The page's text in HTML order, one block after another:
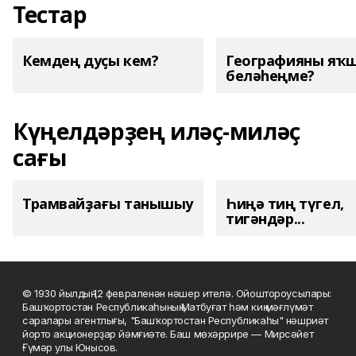
Тестар
Кемдең дуҫы кем? Географияны
беләһеңме?
Күңелдәрҙең иләҫ-миләҫ
сағы
Трамвайҙағы танышыу Һиңә тиң түгел,
тигәндәр...
© 1930 йылдың 12 февраленән нәшер ителә. Ойоштороусылары:
Башҡортостан Республикаһының Матбуғат һәм киң мәғлүмәт
саралары агентлығы, "Башҡортостан Республикаһы" нәшриәт
йорто акционерҙар йәмғиәте. Баш мөхәррире — Мирсәйет
Ғүмәр улы Юнысов.